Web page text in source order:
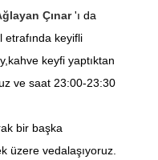
Çınar'ı da
keyifli
keyfi yaptıktan
ve saat 23:00-23:30
bir başka
üzere vedalaşıyoruz.